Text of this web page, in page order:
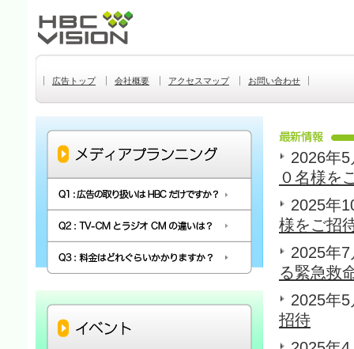
広告トップ 会社概要 アクセスマップ お問い合わせ
2026年
０名様を
2025年
様をご招
2025年
る緊急救
2025年
招待